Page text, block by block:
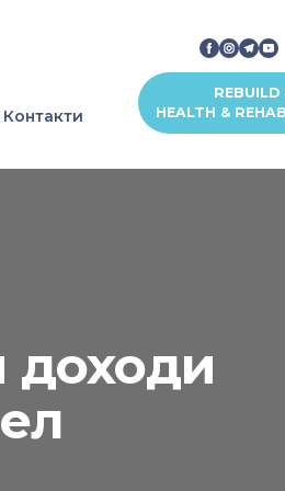
Контакти
REBUILD
HEALTH &
доходи